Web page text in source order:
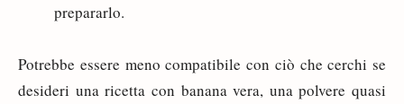
prepararlo.
Potrebbe essere meno compatibile con ciò che cerchi se
desideri una ricetta con banana vera, una polvere quasi